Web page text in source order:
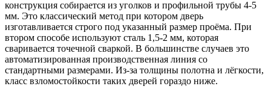
конструкция собирается из уголков и профильной трубы 4-5
мм. Это классический метод при котором дверь
изготавливается строго под указанный размер проёма. При
втором способе используют сталь 1,5-2 мм, которая
сваривается точечной сваркой. В большинстве случаев это
автоматизированная производственная линия со
стандартными размерами. Из-за толщины полотна и лёгкости,
класс взломостойкости таких дверей гораздо ниже.